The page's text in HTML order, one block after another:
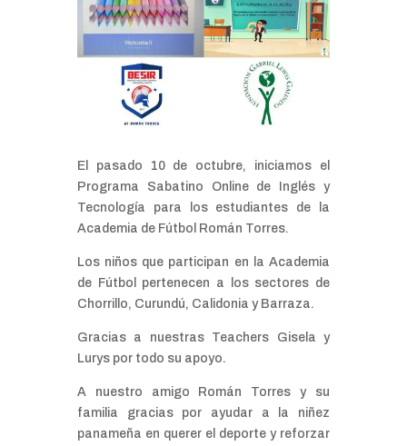
El pasado 10 de octubre, iniciamos el
Programa Sabatino Online de Inglés y
Tecnología para los estudiantes de la
Academia de Fútbol Román Torres.
Los niños que participan en la Academia
de Fútbol pertenecen a los sectores de
Chorrillo, Curundú, Calidonia y Barraza.
Gracias a nuestras Teachers Gisela y
Lurys por todo su apoyo.
A nuestro amigo Román Torres y su
familia gracias por ayudar a la niñez
panameña en querer el deporte y reforzar